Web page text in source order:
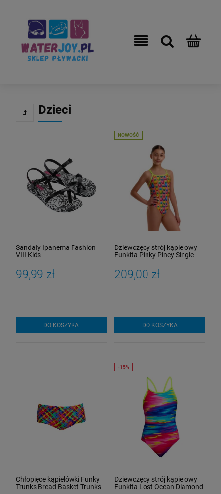
Dzieci
Sandały Ipanema Fashion
VIII Kids
99,99 zł
DO KOSZYKA
Dziewczęcy strój kąpielowy
Funkita Pinky Piney Single
209,00 zł
DO KOSZYKA
NOWOŚĆ
Chłopięce kąpielówki Funky
Trunks Bread Basket Trunks
Dziewczęcy strój kąpielowy
Funkita Lost Ocean Diamond